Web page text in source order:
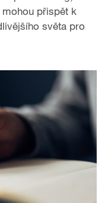
přispět k
světa pro